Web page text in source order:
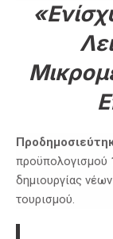
προϋπολογισμού
δημιουργίας
τουρισμού.